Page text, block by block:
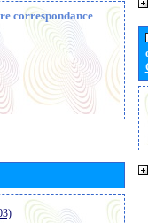
correspondance